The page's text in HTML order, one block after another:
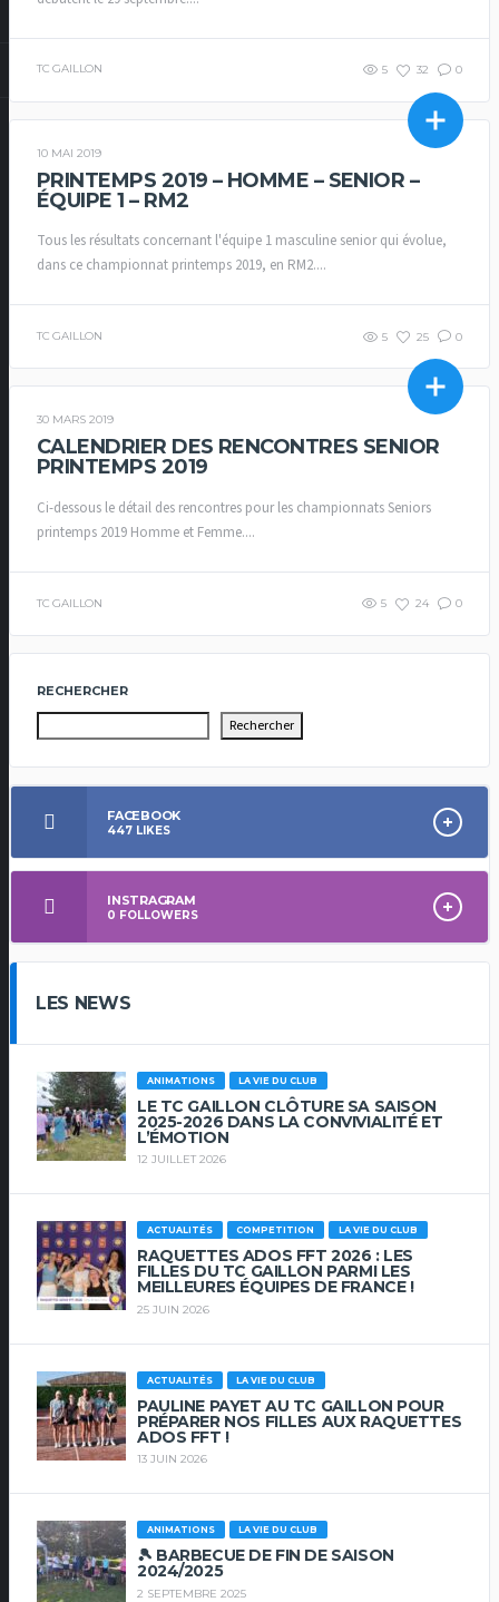
TC GAILLON 5 32 0
CHAMPIONNAT PAR EQUIPES PRINTEMPS
10 MAI 2019
PRINTEMPS 2019 – HOMME – SENIOR –
ÉQUIPE 1 – RM2
Tous les résultats concernant l'équipe 1 masculine senior qui évolue,
dans ce championnat printemps 2019, en RM2....
TC GAILLON 5 25 0
CHAMPIONNAT PAR EQUIPES PRINTEMPS
30 MARS 2019
CALENDRIER DES RENCONTRES SENIOR
PRINTEMPS 2019
Ci-dessous le détail des rencontres pour les championnats Seniors
printemps 2019 Homme et Femme....
TC GAILLON 5 24 0
RECHERCHER
Rechercher
FACEBOOK
447 LIKES
INSTRAGRAM
0 FOLLOWERS
LES NEWS
ANIMATIONS LA VIE DU CLUB
LE TC GAILLON CLÔTURE SA SAISON
2025-2026 DANS LA CONVIVIALITÉ ET
L’ÉMOTION
12 JUILLET 2026
ACTUALITÉS COMPETITION LA VIE DU CLUB
RAQUETTES ADOS FFT 2026 : LES
FILLES DU TC GAILLON PARMI LES
MEILLEURES ÉQUIPES DE FRANCE !
25 JUIN 2026
ACTUALITÉS LA VIE DU CLUB
PAULINE PAYET AU TC GAILLON POUR
PRÉPARER NOS FILLES AUX RAQUETTES
ADOS FFT !
13 JUIN 2026
ANIMATIONS LA VIE DU CLUB
🎾 BARBECUE DE FIN DE SAISON
2024/2025
2 SEPTEMBRE 2025